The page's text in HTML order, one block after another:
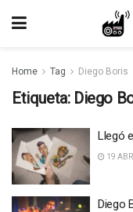
Home Tag Diego Boris
Etiqueta: Diego
Llegó
19
Diego